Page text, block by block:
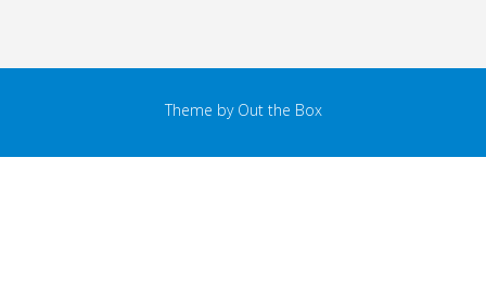
Theme by Out the Box